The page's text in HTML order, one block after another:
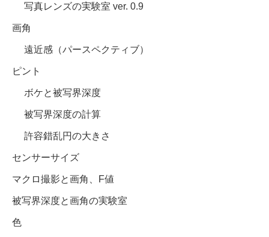
写真レンズの実験室 ver. 0.9
画角
遠近感（パースペクティブ）
ピント
ボケと被写界深度
被写界深度の計算
許容錯乱円の大きさ
センサーサイズ
マクロ撮影と画角、F値
被写界深度と画角の実験室
色